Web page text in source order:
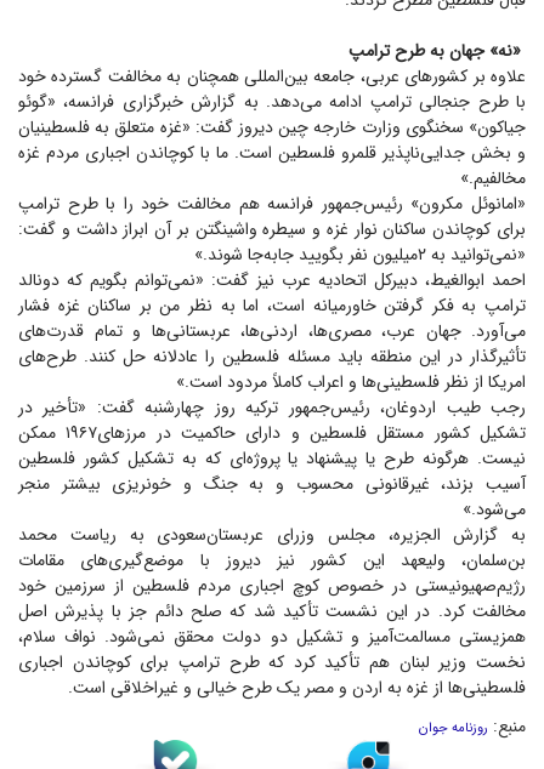
«نه» جهان به طرح ترامپ
علاوه بر کشور‌های عربی، جامعه بین‌المللی همچنان به مخالفت گسترده خود
با طرح جنجالی ترامپ ادامه می‌دهد. به گزارش خبرگزاری فرانسه، «گوئو
جیاکون» سخنگوی وزارت خارجه چین دیروز گفت: «غزه متعلق به فلسطینیان
و بخش جدایی‌ناپذیر قلمرو فلسطین است. ما با کوچاندن اجباری مردم غزه
مخالفیم.»
«امانوئل مکرون» رئیس‌جمهور فرانسه هم مخالفت خود را با طرح ترامپ
برای کوچاندن ساکنان نوار غزه و سیطره واشینگتن بر آن ابراز داشت و گفت:
«نمی‌توانید به ۲میلیون نفر بگویید جابه‌جا شوند.»
احمد ابوالغیط، دبیرکل اتحادیه عرب نیز گفت: «نمی‌توانم بگویم که دونالد
ترامپ به فکر گرفتن خاورمیانه است، اما به نظر من بر ساکنان غزه فشار
می‌آورد. جهان عرب، مصری‌ها، اردنی‌ها، عربستانی‌ها و تمام قدرت‌های
تأثیرگذار در این منطقه باید مسئله فلسطین را عادلانه حل کنند. طرح‌های
امریکا از نظر فلسطینی‌ها و اعراب کاملاً مردود است.»
رجب طیب اردوغان، رئیس‌جمهور ترکیه روز چهارشنبه گفت: «تأخیر در
تشکیل کشور مستقل فلسطین و دارای حاکمیت در مرزهای۱۹۶۷ ممکن
نیست. هرگونه طرح یا پیشنهاد یا پروژه‌ای که به تشکیل کشور فلسطین
آسیب بزند، غیرقانونی محسوب و به جنگ و خونریزی بیشتر منجر
می‌شود.»
به گزارش الجزیره، مجلس وزرای عربستان‌سعودی به ریاست محمد
بن‌سلمان، ولیعهد این کشور نیز دیروز با موضع‌گیری‌های مقامات
رژیم‌صهیونیستی در خصوص کوچ اجباری مردم فلسطین از سرزمین خود
مخالفت کرد. در این نشست تأکید شد که صلح دائم جز با پذیرش اصل
همزیستی مسالمت‌آمیز و تشکیل دو دولت محقق نمی‌شود. نواف سلام،
نخست وزیر لبنان هم تأکید کرد که طرح ترامپ برای کوچاندن اجباری
فلسطینی‌ها از غزه به اردن و مصر یک طرح خیالی و غیراخلاقی است.
منبع: روزنامه جوان